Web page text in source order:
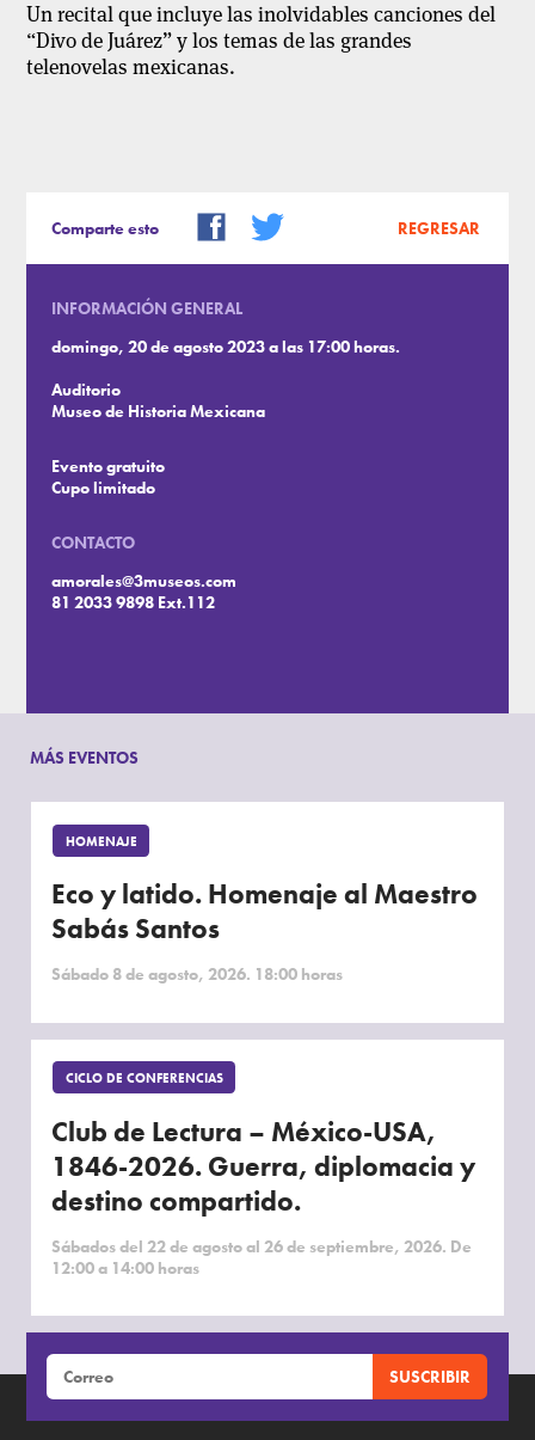
Un recital que incluye las inolvidables canciones del
“Divo de Juárez” y los temas de las grandes
telenovelas mexicanas.
Comparte esto REGRESAR
INFORMACIÓN GENERAL
domingo, 20 de agosto 2023 a las 17:00 horas.
Auditorio
Museo de Historia Mexicana
Evento gratuito
Cupo limitado
CONTACTO
amorales@3museos.com
81 2033 9898 Ext.112
MÁS EVENTOS
HOMENAJE
Eco y latido. Homenaje al Maestro
Sabás Santos
Sábado 8 de agosto, 2026. 18:00 horas
CICLO DE CONFERENCIAS
Club de Lectura – México-USA,
1846-2026. Guerra, diplomacia y
destino compartido.
Sábados del 22 de agosto al 26 de septiembre, 2026. De
12:00 a 14:00 horas